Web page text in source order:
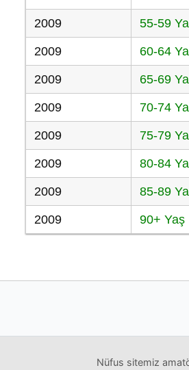
2009 55-59
2009 60-64
2009 65-69
2009 70-74
2009 75-79
2009 80-84
2009 85-89
2009 90+ Yaş
Nüfus sitemiz